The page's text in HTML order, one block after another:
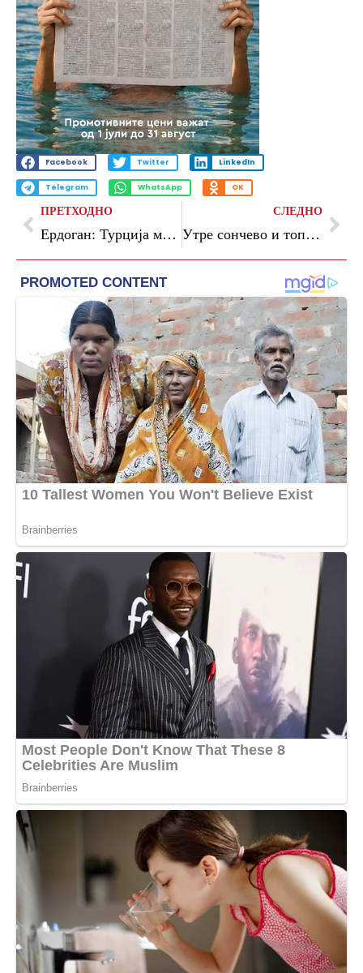
Facebook Twitter LinkedIn
Telegram WhatsApp OK
ПРЕТХОДНО
Ердоган: Турција мора да биде вклучена во европската одбрана
СЛЕДНО
Утре сончево и топло со температура до 39 степени